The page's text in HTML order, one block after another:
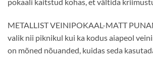
METALLIST VEINIPOKAAL-MATT
valik nii piknikul kui ka kodus aiapeol
on mõned nõuanded, kuidas seda